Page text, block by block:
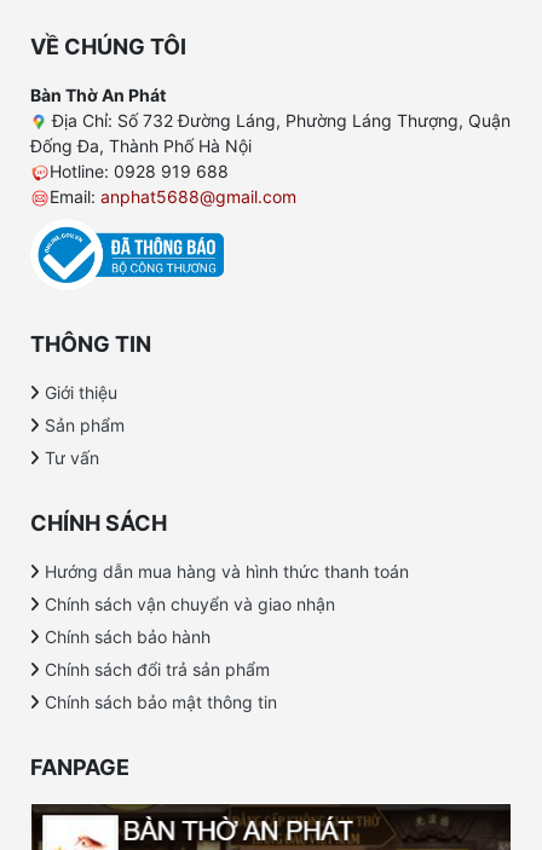
VỀ CHÚNG TÔI
Bàn Thờ An Phát
Địa Chỉ: Số 732 Đường Láng, Phường Láng Thượng, Quận
Đống Đa, Thành Phố Hà Nội
Hotline: 0928 919 688
Email: anphat5688@gmail.com
THÔNG TIN
Giới thiệu
Sản phẩm
Tư vấn
CHÍNH SÁCH
Hướng dẫn mua hàng và hình thức thanh toán
Chính sách vận chuyển và giao nhận
Chính sách bảo hành
Chính sách đổi trả sản phẩm
Chính sách bảo mật thông tin
FANPAGE